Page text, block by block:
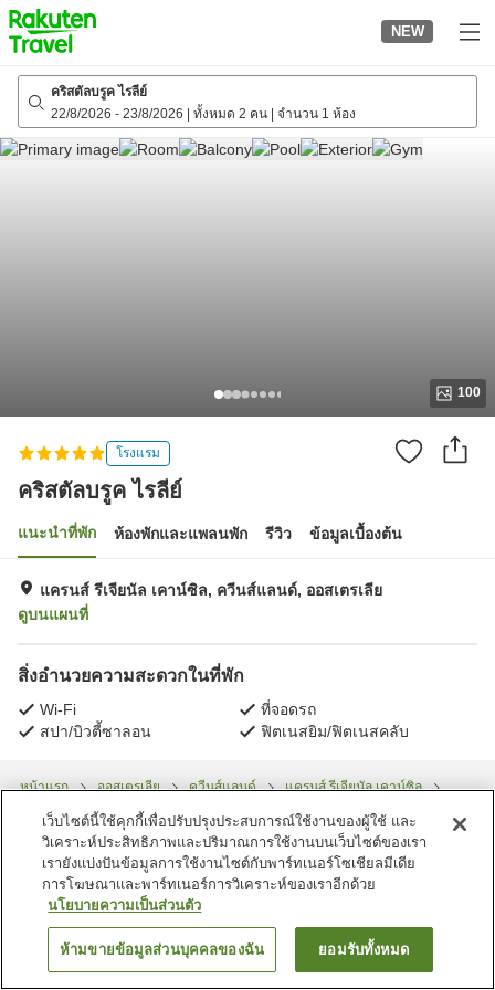
to
top
page
NEW
คริสตัลบรูค ไรลีย์
22/8/2026 - 23/8/2026 ทั้งหมด 2 คน จำนวน 1 ห้อง
100
โรงแรม
คริสตัลบรูค ไรลีย์
แนะนำที่พัก ห้องพักและแพลนพัก รีวิว ข้อมูลเบื้องต้น
แครนส์ รีเจียนัล เคาน์ซิล, ควีนส์แลนด์, ออสเตรเลีย
ดูบนแผนที่
สิ่งอำนวยความสะดวกในที่พัก
Wi-Fi
ที่จอดรถ
สปา/บิวตี้ซาลอน
ฟิตเนสยิม/ฟิตเนสคลับ
หน้าแรก ออสเตรเลีย ควีนส์แลนด์
แครนส์ รีเจียนัล เคาน์ซิล
คริสตัลบรูค ไรลีย์
ค้นหาห้องพัก
เว็บไซต์นี้ใช้คุกกี้เพื่อปรับปรุงประสบการณ์ใช้งานของผู้ใช้ และ
วิเคราะห์ประสิทธิภาพและปริมาณการใช้งานบนเว็บไซต์ของเรา
เรายังแบ่งปันข้อมูลการใช้งานไซต์กับพาร์ทเนอร์โซเชียลมีเดีย
การโฆษณาและพาร์ทเนอร์การวิเคราะห์ของเราอีกด้วย
นโยบายความเป็นส่วนตัว
ห้ามขายข้อมูลส่วนบุคคลของฉัน ยอมรับทั้งหมด